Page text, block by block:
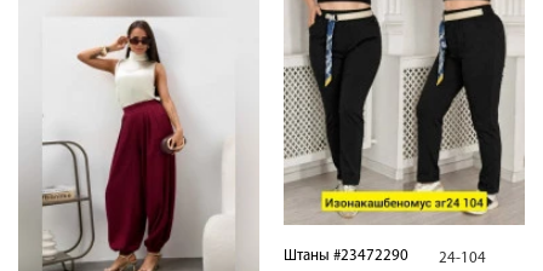
Штаны #23472290 24-104